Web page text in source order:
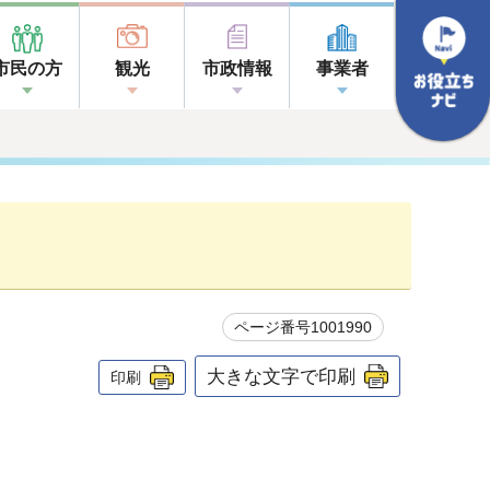
民の方 観光 市政情報 事業者
ページ番号1001990
印刷 大きな文字で印刷